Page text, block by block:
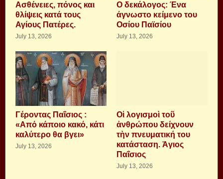
Aσθένειες, πόνος και
θλίψεις κατά τους
Αγίους Πατέρες.
July 13, 2026
Ο δεκάλογος: Ένα
άγνωστο κείμενο του
Οσίου Παϊσίου
July 13, 2026
Γέροντας Παΐσιος :
«Από κάποιο κακό, κάτι
καλύτερο θα βγει»
July 13, 2026
Οἱ λογισμοὶ τοῦ
ἀνθρώπου δείχνουν
τὴν πνευματική του
κατάσταση. Ἁγιος
Παΐσιος
July 13, 2026